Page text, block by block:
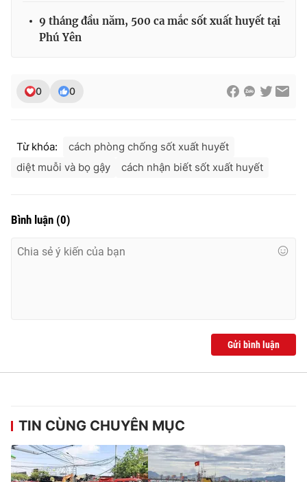
9 tháng đầu năm, 500 ca mắc sốt xuất huyết tại
Phú Yên
0 0
Từ khóa:
cách phòng chống sốt xuất huyết
diệt muỗi và bọ gậy
cách nhận biết sốt xuất huyết
Bình luận (0)
Gửi bình luận
TIN CÙNG CHUYÊN MỤC